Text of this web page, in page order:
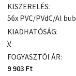
KISZERELÉS:
56x PVC/PVdC/Al
KIADHATÓSÁG:
V
FOGYASZTÓI ÁR:
9 903 Ft